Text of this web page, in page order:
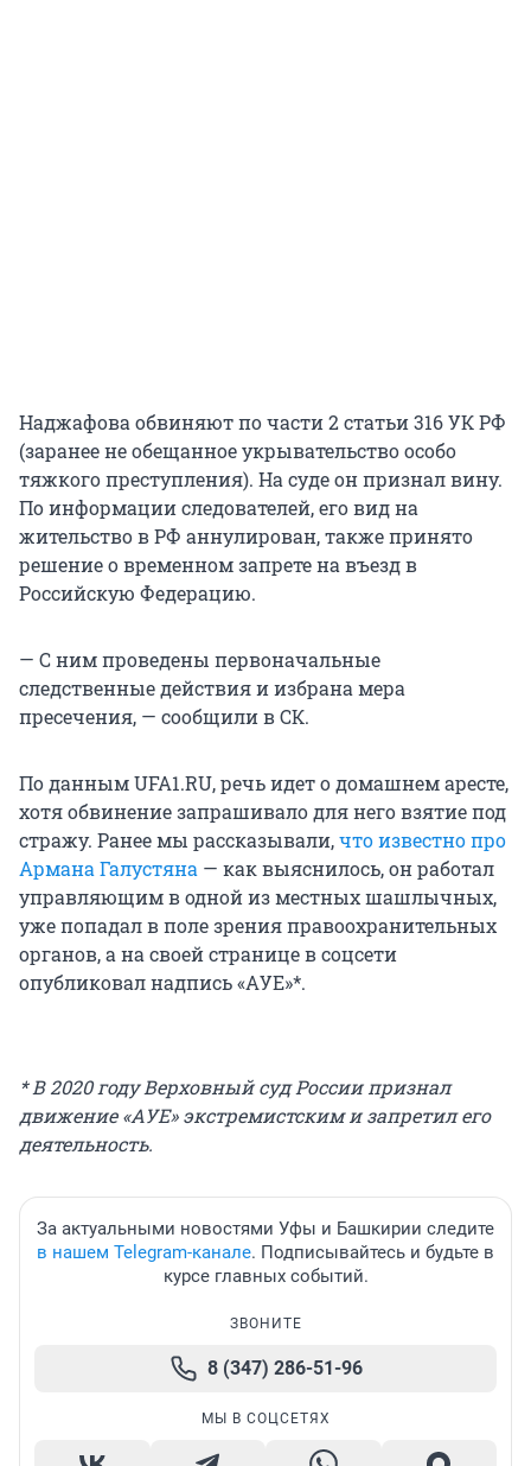
Наджафова обвиняют по части 2 статьи 316 УК РФ
(заранее не обещанное укрывательство особо
тяжкого преступления). На суде он признал вину.
По информации следователей, его вид на
жительство в РФ аннулирован, также принято
решение о временном запрете на въезд в
Российскую Федерацию.
— С ним проведены первоначальные
следственные действия и избрана мера
пресечения, — сообщили в СК.
По данным UFA1.RU, речь идет о домашнем аресте,
хотя обвинение запрашивало для него взятие под
стражу. Ранее мы рассказывали,что известно про
Армана Галустяна — как выяснилось, он работал
управляющим в одной из местных шашлычных,
уже попадал в поле зрения правоохранительных
органов, а на своей странице в соцсети
опубликовал надпись «АУЕ»*.
* В 2020 году Верховный суд России признал
движение «АУЕ» экстремистским и запретил его
деятельность.
За актуальными новостями Уфы и Башкирии следите
в нашем Telegram-канале. Подписывайтесь и будьте в
курсе главных событий.
ЗВОНИТЕ
8 (347) 286-51-96
МЫ В СОЦСЕТЯХ